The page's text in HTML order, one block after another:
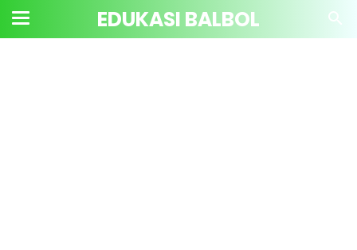
EDUKASI BALBOL